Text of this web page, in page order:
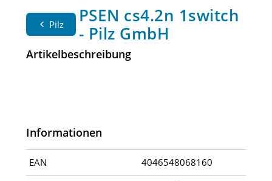
Pilz
PSEN cs4.2n 1switch
- Pilz GmbH
Artikelbeschreibung
Informationen
EAN 4046548068160